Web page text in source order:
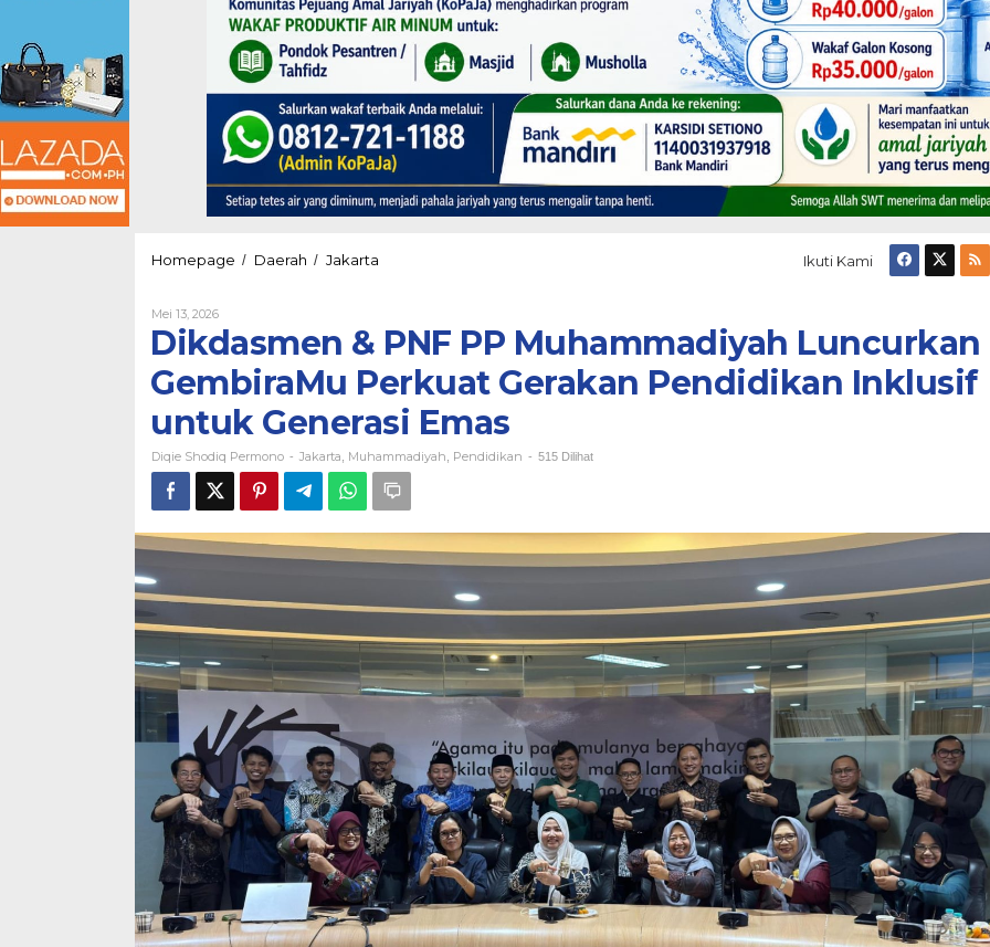
Homepage / Daerah / Jakarta
Muhammadiyah
Luncurkan
GembiraMu
Perkuat
Gerakan
Pendidikan
Inklusif
untuk
Generasi
Ikuti Kami
Mei 13, 2026Oleh
Diqie
Shodiq
Permono
Dikdasmen & PNF PP Muhammadiyah Luncurkan
GembiraMu Perkuat Gerakan Pendidikan Inklusif
untuk Generasi Emas
Diqie Shodiq Permono - Jakarta Muhammadiyah Pendidikan - 515 Dilihat